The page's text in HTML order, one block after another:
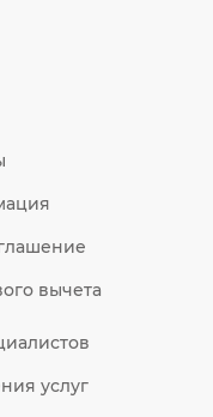
вычета
услуг